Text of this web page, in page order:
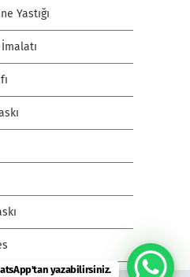
Yastığı
yazabilirsiniz.